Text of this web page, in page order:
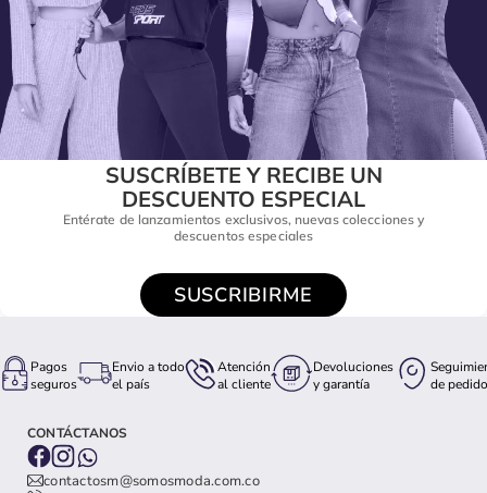
SUSCRÍBETE Y RECIBE UN
DESCUENTO ESPECIAL
Entérate de lanzamientos exclusivos, nuevas colecciones y
descuentos especiales
SUSCRIBIRME
Pagos
seguros
Envio a todo
el país
Atención
al cliente
Devoluciones
y garantía
de pedido
CONTÁCTANOS
contactosm@somosmoda.com.co